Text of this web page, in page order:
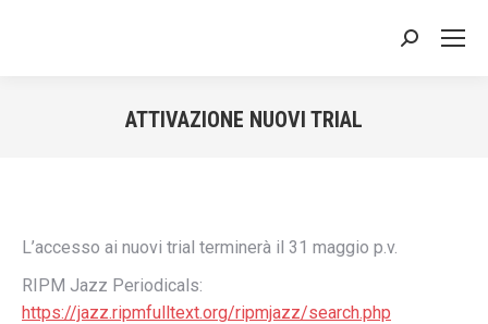
Cerca:
ATTIVAZIONE NUOVI TRIAL
L’accesso ai nuovi trial terminerà il 31 maggio p.v.
RIPM Jazz Periodicals:
https://jazz.ripmfulltext.org/ripmjazz/search.php